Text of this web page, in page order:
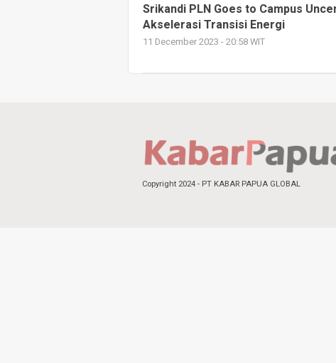
Srikandi PLN Goes to Campus
Akselerasi Transisi Energi
11 December 2023 - 20:58 WIT
Copyright 2024 - PT KABAR PAPUA GLOBAL